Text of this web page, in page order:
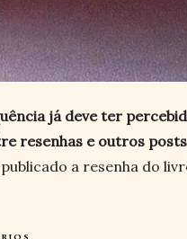
já deve ter
resenhas e outros
a resenha do